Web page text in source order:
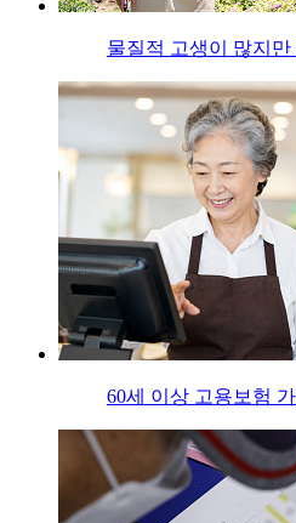
물질적 고생이 많지
60세 이상 고용보험